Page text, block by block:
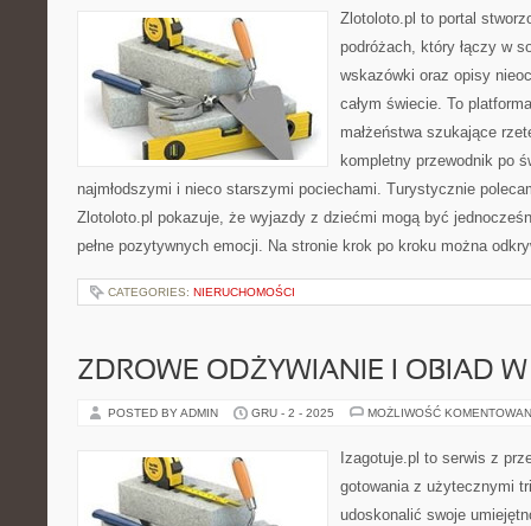
Zlotoloto.pl to portal
podróżach, który łączy w
wskazówki oraz opisy
całym świecie. To
małżeństwa szukające
kompletny przewodnik po
najmłodszymi i nieco starszymi pociechami. Turystycznie
Zlotoloto.pl pokazuje, że wyjazdy z dziećmi mogą być
pełne pozytywnych emocji. Na stronie krok po kroku można
CATEGORIES: NIERUCHOMOŚCI
ZDROWE ODŻYWIANIE I OBIAD W
POSTED BY ADMIN GRU - 2 - 2025 MOŻLIWOŚĆ
Izagotuje.pl to serwis z
gotowania z użytecznymi
udoskonalić swoje